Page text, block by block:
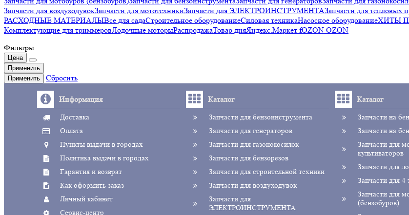
Запчасти для воздуходувокЗапчасти для мототехникиЗапчасти для ЭЛЕКТРОИНСТРУМЕНТАЗапчасти для тепловых
РАСХОДНЫЕ МАТЕРИАЛЫВсе для садаСтроительное оборудованиеСиловая техникаНасосное оборудованиеХИТЫ
Комплектующие для триммеровЛодочные моторыРаспродажаТовар дняЯндекс.Маркет fOZON OZON
Фильтры
Цена
Применить
Применить
Сбросить
Информация
Доставка
Оплата
Пункты выдачи в городах
Политика выдачи в городах
Гарантия и возврат
Как оформить заказ
Личный кабинет
Сервис-центр
Каталог
Запчасти для бензоинструмента
Запчасти для генераторов
Запчасти для газонокосилок
Запчасти для бензорезов
Запчасти для строительной техники
Запчасти для воздуходувок
Запчасти для
ЭЛЕКТРОИНСТРУМЕНТА
Каталог
Запчасти на
Запчасти на
Запчасти для
культиваторов
Запчасти для
Запчасти для 4
Запчасти для
(бензобуров)